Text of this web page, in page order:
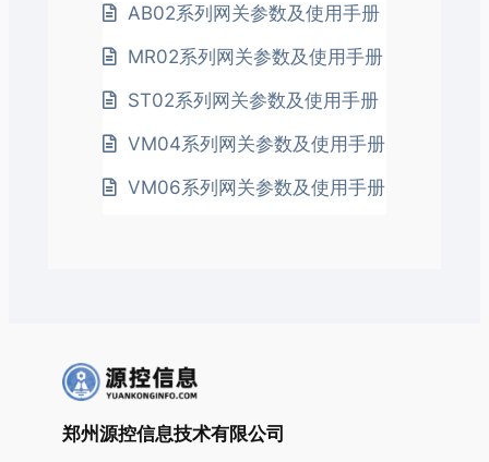
AB02系列网关参数及使用手册
MR02系列网关参数及使用手册
ST02系列网关参数及使用手册
VM04系列网关参数及使用手册
VM06系列网关参数及使用手册
郑州源控信息技术有限公司